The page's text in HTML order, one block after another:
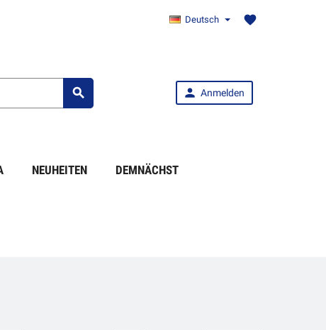
Deutsch favorite
  Anmelden
NEUHEITEN DEMNÄCHST